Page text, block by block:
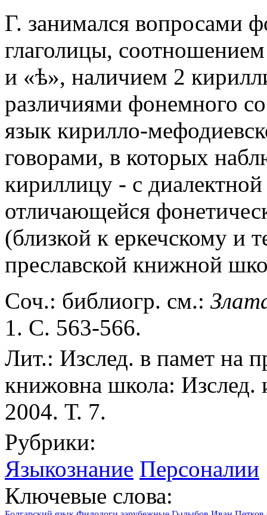
Г. занимался вопросами
глаголицы,
и «ѣ», наличием 2
различиями фонемного
язык кирилло-
говорами, в которых
кириллицу - с
отличающейся
(близкой к еркечскому и
преславской книжной
Соч.: библиогр. см.:
1. С. 563-566.
Лит.: Изслед. в памет на
книжовна школа:
2004. Т. 7.
Рубрики:
Языкознание Персоналии
Ключевые слова: